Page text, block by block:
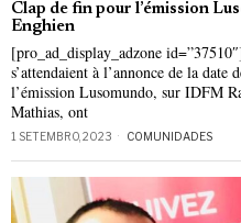
Clap de fin pour l’émission
Enghien
[pro_ad_display_adzone
s’attendaient à l’annonce de la date
l’émission Lusomundo, sur IDFM
Mathias, ont
1 SETEMBRO, 2023 COMUNIDADES